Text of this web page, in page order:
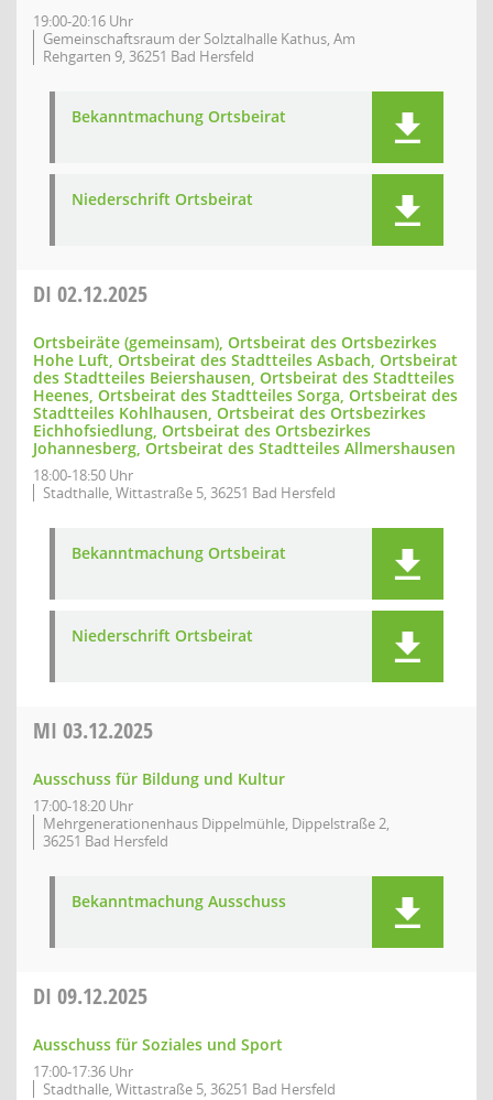
19:00-20:16 Uhr
Gemeinschaftsraum der Solztalhalle Kathus, Am
Rehgarten 9, 36251 Bad Hersfeld
Bekanntmachung Ortsbeirat
Niederschrift Ortsbeirat
DI 02.12.2025
Ortsbeiräte (gemeinsam), Ortsbeirat des Ortsbezirkes
Hohe Luft, Ortsbeirat des Stadtteiles Asbach, Ortsbeirat
des Stadtteiles Beiershausen, Ortsbeirat des Stadtteiles
Heenes, Ortsbeirat des Stadtteiles Sorga, Ortsbeirat des
Stadtteiles Kohlhausen, Ortsbeirat des Ortsbezirkes
Eichhofsiedlung, Ortsbeirat des Ortsbezirkes
Johannesberg, Ortsbeirat des Stadtteiles Allmershausen
18:00-18:50 Uhr
Stadthalle, Wittastraße 5, 36251 Bad Hersfeld
Bekanntmachung Ortsbeirat
Niederschrift Ortsbeirat
MI 03.12.2025
Ausschuss für Bildung und Kultur
17:00-18:20 Uhr
Mehrgenerationenhaus Dippelmühle, Dippelstraße 2,
36251 Bad Hersfeld
Bekanntmachung Ausschuss
DI 09.12.2025
Ausschuss für Soziales und Sport
17:00-17:36 Uhr
Stadthalle, Wittastraße 5, 36251 Bad Hersfeld